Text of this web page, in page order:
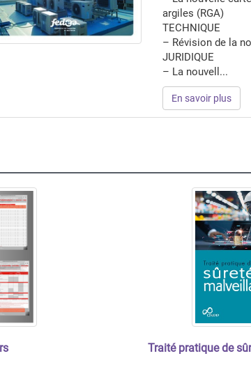
argiles (RGA)
TECHNIQUE
– Révision de la
JURIDIQUE
– La nouvell...
En savoir plus
Traité pratique de